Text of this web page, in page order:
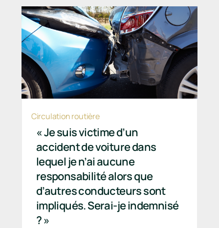
« Je suis victime d’un
accident de voiture dans
lequel je n’ai aucune
responsabilité alors que
d’autres conducteurs sont
impliqués. Serai-je indemnisé
? »
Circulation routière